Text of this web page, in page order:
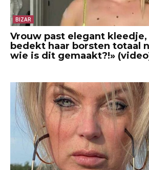
BIZAR
Vrouw past elegant
bedekt haar borsten totaal
wie is dit gemaakt?!»